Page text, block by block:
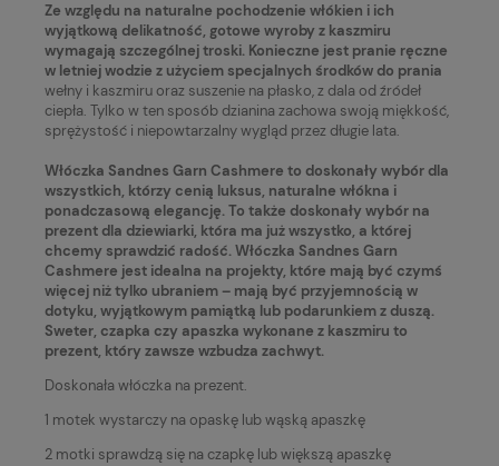
Ze względu na naturalne pochodzenie włókien i ich
wyjątkową delikatność, gotowe wyroby z kaszmiru
wymagają szczególnej troski. Konieczne jest pranie ręczne
w letniej wodzie z użyciem specjalnych środków do prania
wełny i kaszmiru oraz suszenie na płasko, z dala od źródeł
ciepła. Tylko w ten sposób dzianina zachowa swoją miękkość,
sprężystość i niepowtarzalny wygląd przez długie lata.
Włóczka Sandnes Garn Cashmere to doskonały wybór dla
wszystkich, którzy cenią luksus, naturalne włókna i
ponadczasową elegancję. To także doskonały wybór na
prezent dla dziewiarki, która ma już wszystko, a której
chcemy sprawdzić radość. Włóczka Sandnes Garn
Cashmere jest idealna na projekty, które mają być czymś
więcej niż tylko ubraniem – mają być przyjemnością w
dotyku, wyjątkowym pamiątką lub podarunkiem z duszą.
Sweter, czapka czy apaszka wykonane z kaszmiru to
prezent, który zawsze wzbudza zachwyt.
Doskonała włóczka na prezent.
1 motek wystarczy na opaskę lub wąską apaszkę
2 motki sprawdzą się na czapkę lub większą apaszkę